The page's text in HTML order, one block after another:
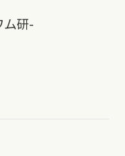
ム研-